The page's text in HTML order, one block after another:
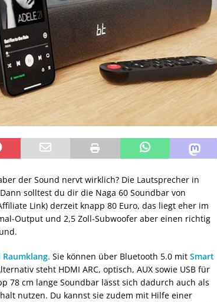
der Sound nervt wirklich? Die Lautsprecher in
solltest du dir die Naga 60 Soundbar von
Link) derzeit knapp 80 Euro, das liegt eher im
Output und 2,5 Zoll-Subwoofer aber einen richtig
Raumklang. Sie können über Bluetooth 5.0 mit Smart
steht HDMI ARC, optisch, AUX sowie USB für
78 cm lange Soundbar lässt sich dadurch auch als
nutzen. Du kannst sie zudem mit Hilfe einer